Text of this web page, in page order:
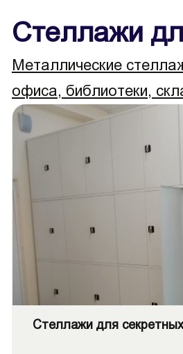
Стеллажи
Металлические
офиса, библиотеки,
Стеллажи для